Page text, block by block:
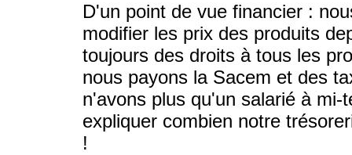
D'un point de vue financier :
modifier les prix des produits
toujours des droits à tous les
nous payons la Sacem et des
n'avons plus qu'un salarié à
expliquer combien notre
!